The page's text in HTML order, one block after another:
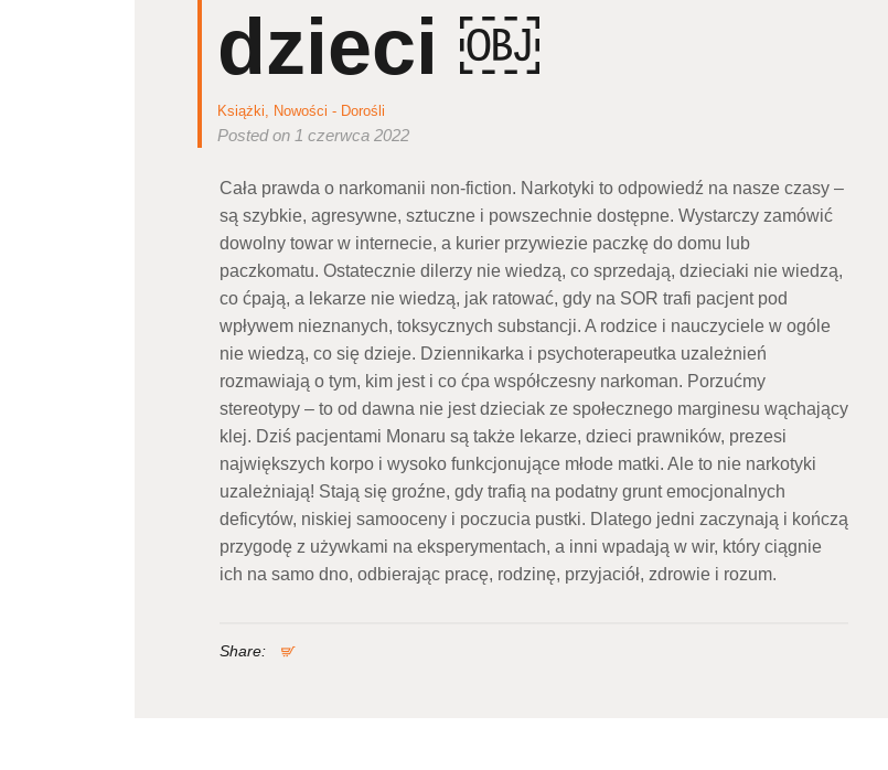
dzieci ￼
Książki, Nowości - Dorośli
Posted on 1 czerwca 2022
Cała prawda o narkomanii non-fiction. Narkotyki to odpowiedź na nasze czasy –
są szybkie, agresywne, sztuczne i powszechnie dostępne. Wystarczy zamówić
dowolny towar w internecie, a kurier przywiezie paczkę do domu lub
paczkomatu. Ostatecznie dilerzy nie wiedzą, co sprzedają, dzieciaki nie wiedzą,
co ćpają, a lekarze nie wiedzą, jak ratować, gdy na SOR trafi pacjent pod
wpływem nieznanych, toksycznych substancji. A rodzice i nauczyciele w ogóle
nie wiedzą, co się dzieje. Dziennikarka i psychoterapeutka uzależnień
rozmawiają o tym, kim jest i co ćpa współczesny narkoman. Porzućmy
stereotypy – to od dawna nie jest dzieciak ze społecznego marginesu wąchający
klej. Dziś pacjentami Monaru są także lekarze, dzieci prawników, prezesi
największych korpo i wysoko funkcjonujące młode matki. Ale to nie narkotyki
uzależniają! Stają się groźne, gdy trafią na podatny grunt emocjonalnych
deficytów, niskiej samooceny i poczucia pustki. Dlatego jedni zaczynają i kończą
przygodę z używkami na eksperymentach, a inni wpadają w wir, który ciągnie
ich na samo dno, odbierając pracę, rodzinę, przyjaciół, zdrowie i rozum.
Share: